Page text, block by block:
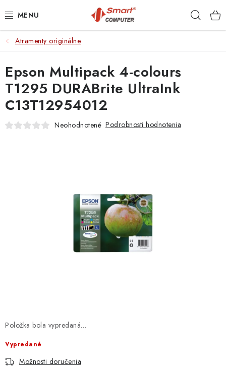
na
NOTEBOOKY
MOBILNÉ ZARIADENIA
PC A KOMPONENTY
PERIFÉRIE
: TOP PRODUKTY
: NOVÉ PRODUKTY
Atramenty originálne
Položka bola vypredaná…
Vypredané
Možnosti doručenia
Epson Multipack 4-colours
T1295 DURABrite UltraInk
C13T12954012
Neohodnotené Podrobnosti hodnotenia